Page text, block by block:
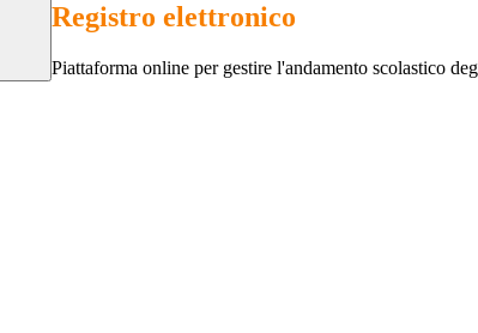
Registro elettronico
Piattaforma online per gestire l'andamento scolastico